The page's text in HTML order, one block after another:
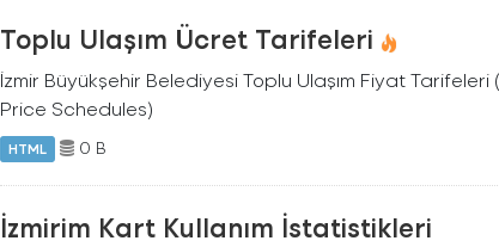
Toplu Ulaşım Ücret Tarifeleri
İzmir Büyükşehir Belediyesi Toplu Ulaşım Fiyat
Price Schedules)
HTML 0 B
İzmirim Kart Kullanım İstatistikleri